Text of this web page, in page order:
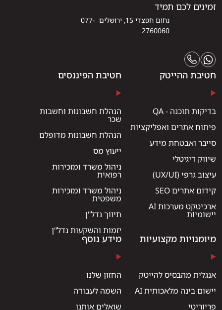
זמינים לכם תמיד
נחום חפצדי 15, ירושלים 077-
2760060
חטיבת ההייטק
בדיקות תוכנה - QA
פיתוח אתרים ואפליקציות
סייבר ואבטחת מידע
שיווק דיגיטלי
עיצוב גרפי (UX/UI)
קידום אתרים SEO
ארכיטקט מערכות AI
יישומיות
חטיבת הפיננסים
הנהלת חשבונות וחשבות
שכר
הנהלת חשבונות מדופלם
ייעוץ מס
ניהול משרד ומזכירות
רפואית
ניהול משרד ומזכירות
משפטית
תיווך נדל"ן
יזמות והשקעות נדל"ן
מיומנויות מקצועיות
אנגלית מהבסיס להייטק
יישום בינה מלאכותית AI
פריוריטי
מידע נוסף
החזון שלנו
השמה לעבודה
שואלים אותנו